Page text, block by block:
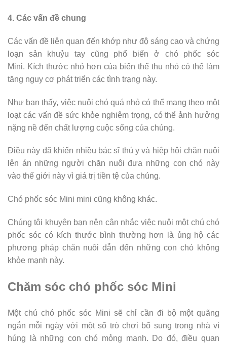
4. Các vấn đề chung
Các vấn đề liên quan đến khớp như độ sáng cao và chứng
loạn sản khuỷu tay cũng phổ biến ở chó phốc sóc
Mini. Kích thước nhỏ hơn của biến thể thu nhỏ có thể làm
tăng nguy cơ phát triển các tình trạng này.
Như bạn thấy, việc nuôi chó quá nhỏ có thể mang theo một
loạt các vấn đề sức khỏe nghiêm trọng, có thể ảnh hưởng
nặng nề đến chất lượng cuộc sống của chúng.
Điều này đã khiến nhiều bác sĩ thú y và hiệp hội chăn nuôi
lên án những người chăn nuôi đưa những con chó này
vào thế giới này vì giá trị tiền tệ của chúng.
Chó phốc sóc Mini mini cũng không khác.
Chúng tôi khuyên bạn nên cân nhắc việc nuôi một chú chó
phốc sóc có kích thước bình thường hơn là ủng hộ các
phương pháp chăn nuôi dẫn đến những con chó không
khỏe mạnh này.
Chăm sóc chó phốc sóc Mini
Một chú chó phốc sóc Mini sẽ chỉ cần đi bộ một quãng
ngắn mỗi ngày với một số trò chơi bổ sung trong nhà vì
húng là những con chó mỏng manh. Do đó, điều quan